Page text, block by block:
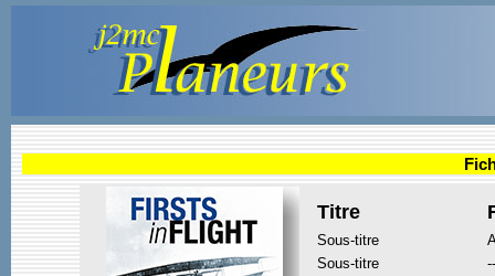
Titre
Sous-titre
Sous-titre
--